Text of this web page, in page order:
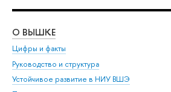
О ВЫШКЕ
Цифры и факты
Руководство и структура
Устойчивое развитие в НИУ ВШЭ